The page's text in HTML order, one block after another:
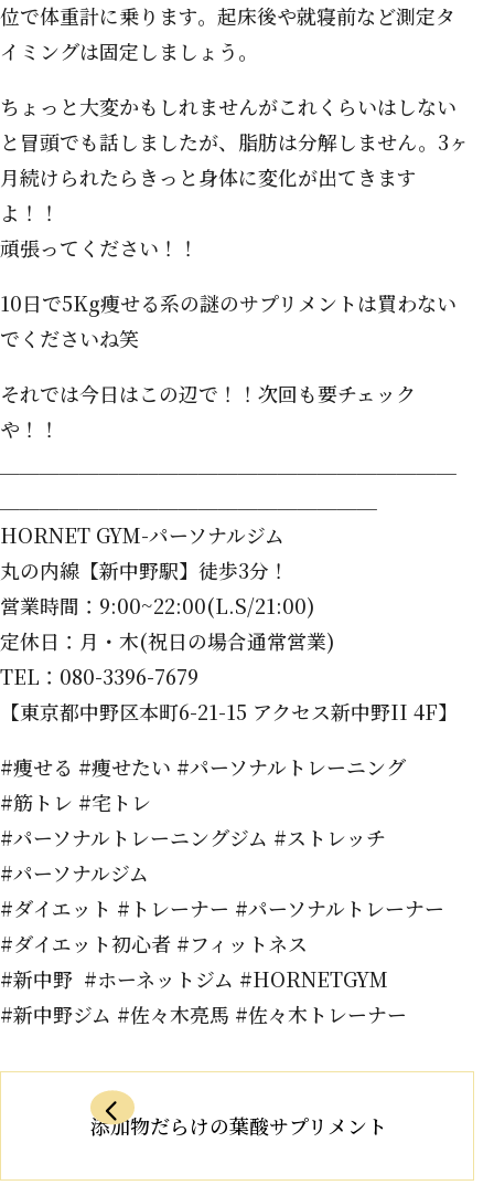
位で体重計に乗ります。起床後や就寝前など測定タ
イミングは固定しましょう。
ちょっと大変かもしれませんがこれくらいはしない
と冒頭でも話しましたが、脂肪は分解しません。3ヶ
月続けられたらきっと身体に変化が出てきます
よ！！
頑張ってください！！
10日で5Kg痩せる系の謎のサプリメントは買わない
でくださいね笑
それでは今日はこの辺で！！次回も要チェック
や！！
HORNET GYM-パーソナルジム
丸の内線【新中野駅】徒歩3分！
営業時間：9:00~22:00(L.S/21:00)
定休日：月・木(祝日の場合通常営業)
TEL：080-3396-7679
【東京都中野区本町6-21-15 アクセス新中野II 4F】
#痩せる #痩せたい #パーソナルトレーニング
#筋トレ #宅トレ
#パーソナルトレーニングジム #ストレッチ
#パーソナルジム
#ダイエット #トレーナー #パーソナルトレーナー
#ダイエット初心者 #フィットネス
#新中野 #ホーネットジム #HORNETGYM
#新中野ジム #佐々木亮馬 #佐々木トレーナー
添加物だらけの葉酸サプリメント